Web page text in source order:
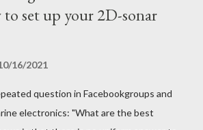
set up your 2D-sonar
16/2021
question in Facebookgroups and
electronics: "What are the best